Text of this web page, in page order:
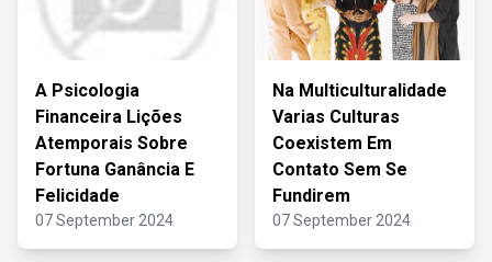
A Psicologia
Financeira Lições
Atemporais Sobre
Fortuna Ganância E
Felicidade
07 September 2024
Na Multiculturalidade
Varias Culturas
Coexistem Em
Contato Sem Se
Fundirem
07 September 2024